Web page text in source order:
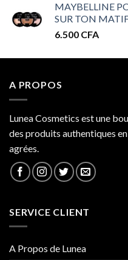
MAYBELLINE
SUR TON
6.500 CFA
A PROPOS
Lunea Cosmetics est une
des produits authentiques
agrées.
SERVICE CLIENT
A Propos de Lunea